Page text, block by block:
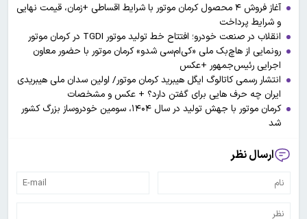
آغاز فروش ۴ محصول کرمان موتور با شرایط اقساطی +زمان، قیمت نهایی
و شرایط پرداخت
انقلاب در صنعت خودرو؛ افتتاح خط تولید موتور TGDI در کرمان موتور
رونمایی از هاچ‌بک ملی «کی‌ام‌سی شدو» کرمان موتور با حضور معاون
اجرایی رئیس‌جمهور +عکس
انتشار رسمی کاتالوگ ایگل هیبرید کرمان موتور/ اولین سدان ملی هیبریدی
ایران چه حرف هایی برای گفتن دارد؟ + عکس و مشخصات
کرمان موتور با جهش تولید در سال ۱۴۰۴، سومین خودروساز بزرگ کشور
شد
ارسال نظر